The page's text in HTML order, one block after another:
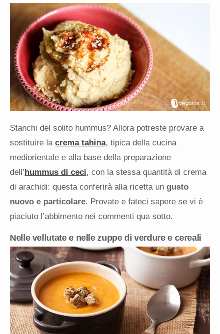
Stanchi del solito hummus? Allora potreste provare a
sostituire la crema tahina, tipica della cucina
mediorientale e alla base della preparazione
dell’hummus di ceci, con la stessa quantità di crema
di arachidi: questa conferirà alla ricetta un gusto
nuovo e particolare. Provate e fateci sapere se vi è
piaciuto l’abbimento nei commenti qua sotto.
Nelle vellutate e nelle zuppe di verdure e cereali